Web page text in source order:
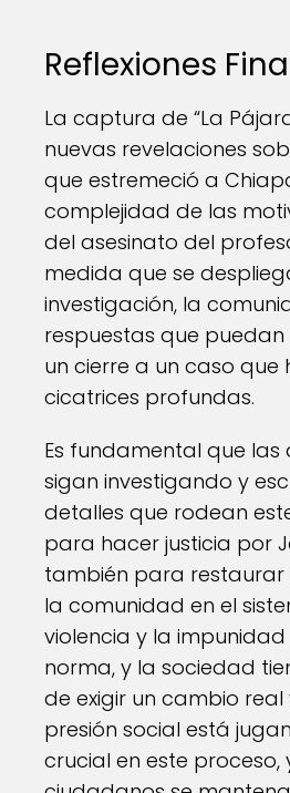
Reflexiones
La captura de “La
nuevas revelaciones
que estremeció a
complejidad de las
del asesinato del
medida que se
investigación, la
respuestas que
un cierre a un caso que
cicatrices profundas.
Es fundamental que
sigan investigando y
detalles que rodean
para hacer justicia por
también para restaurar
la comunidad en el
violencia y la
norma, y la sociedad
de exigir un cambio real
presión social está
crucial en este proceso,